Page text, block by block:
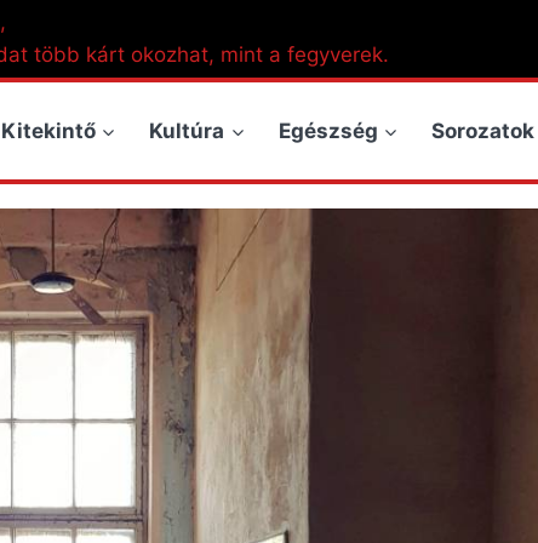
több kárt okozhat, mint a fegyverek.
Kitekintő Kultúra Egészség Sorozatok